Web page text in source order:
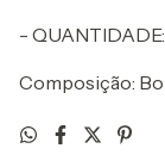
-
Composição: